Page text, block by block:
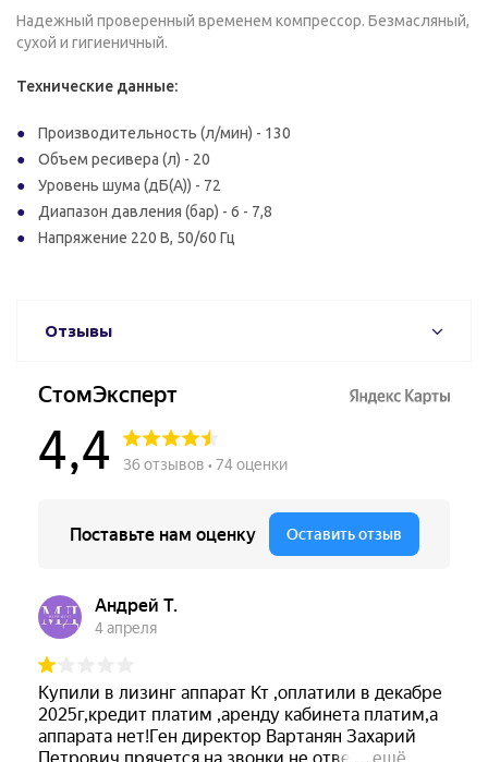
Надежный проверенный временем компрессор. Безмасляный,
сухой и гигиеничный.
Технические данные:
Производительность (л/мин) - 130
Объем ресивера (л) - 20
Уровень шума (дБ(A)) - 72
Диапазон давления (бар) - 6 - 7,8
Напряжение 220 В, 50/60 Гц
Отзывы